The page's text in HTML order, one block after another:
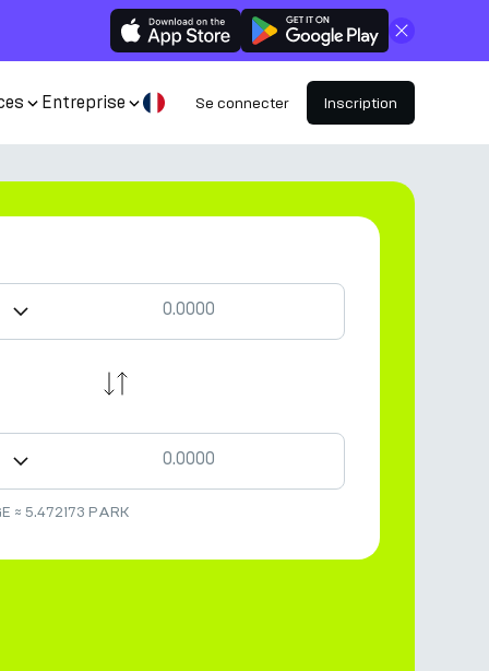
Fermer
Entreprise Se connecter Inscription
≈ 5.472173 PARK